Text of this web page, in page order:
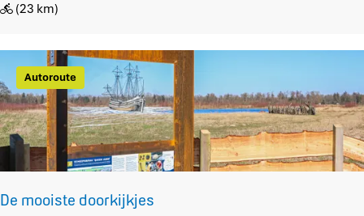
k
r
u
t
e
N
r
(23 km)
De mooiste doorkijkjes
Autoroute